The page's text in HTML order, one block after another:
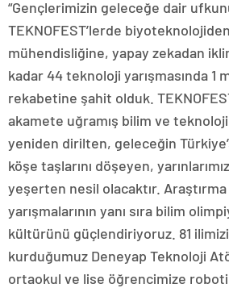
“Gençlerimizin geleceğe dair
TEKNOFEST’lerde
mühendisliğine, yapay zekadan
kadar 44 teknoloji yarışmasında 1
rekabetine şahit olduk.
akamete uğramış bilim ve
yeniden dirilten, geleceğin
köşe taşlarını döşeyen,
yeşerten nesil olacaktır.
yarışmalarının yanı sıra bilim
kültürünü güçlendiriyoruz. 81
kurduğumuz Deneyap Teknoloji
ortaokul ve lise öğrencimize